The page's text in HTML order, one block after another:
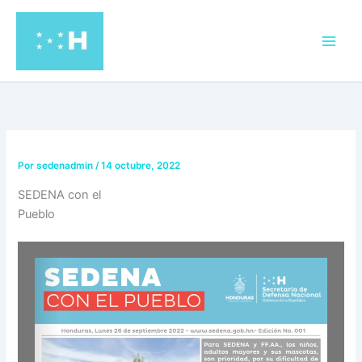
contenido
Porsedenadmin/14 octubre, 2022
SEDENA con el
Pueblo